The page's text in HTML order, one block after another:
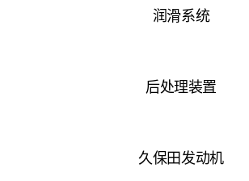
润滑系统
后处理装置
久保田发动机